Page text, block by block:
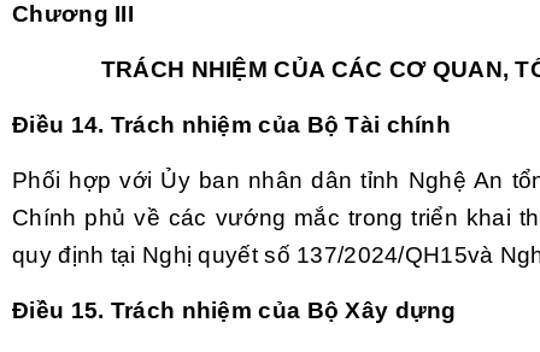
Chương III
TRÁCH NHIỆM CỦA CÁC CƠ QUAN,
Điều 14. Trách nhiệm của Bộ Tài chính
Phối hợp với Ủy ban nhân dân tỉnh Nghệ An
Chính phủ về các vướng mắc trong triển khai
quy định tại Nghị quyết số 137/2024/QH15và
Điều 15. Trách nhiệm của Bộ Xây dựng